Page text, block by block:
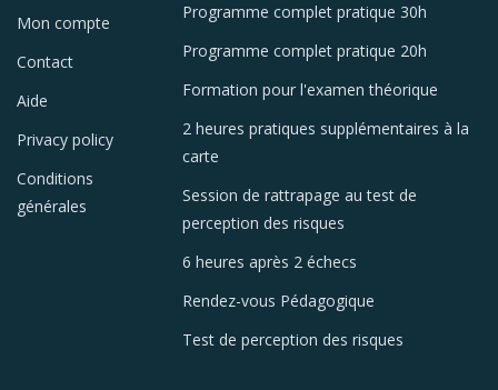
Mon compte
Contact
Aide
Privacy policy
Conditions
générales
Programme complet pratique 30h
Programme complet pratique 20h
Formation pour l'examen théorique
2 heures pratiques supplémentaires à la
carte
Session de rattrapage au test de
perception des risques
6 heures après 2 échecs
Rendez-vous Pédagogique
Test de perception des risques